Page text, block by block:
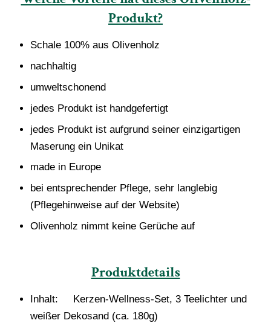
Produkt?
Schale 100% aus Olivenholz
nachhaltig
umweltschonend
jedes Produkt ist handgefertigt
jedes Produkt ist aufgrund seiner einzigartigen
Maserung ein Unikat
made in Europe
bei entsprechender Pflege, sehr langlebig
(Pflegehinweise auf der Website)
Olivenholz nimmt keine Gerüche auf
Produktdetails
Inhalt: Kerzen-Wellness-Set, 3 Teelichter und
weißer Dekosand (ca. 180g)